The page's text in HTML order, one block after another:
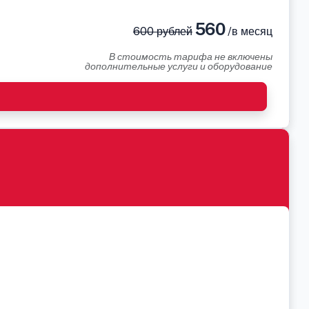
600 рублей560/в месяц
В стоимость тарифа не включены
дополнительные услуги и оборудование